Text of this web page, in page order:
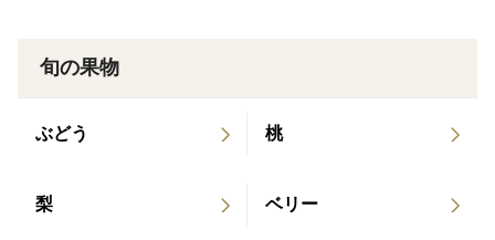
旬の果物
ぶどう 桃
梨 ベリー